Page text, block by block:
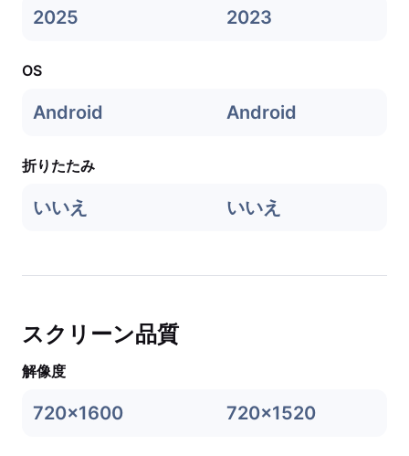
2025 2023
OS
Android Android
折りたたみ
いいえ いいえ
スクリーン品質
解像度
720x1600 720x1520